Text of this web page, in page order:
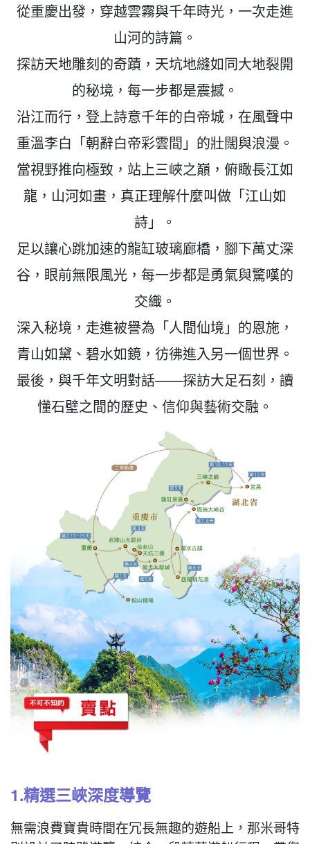
從重慶出發，穿越雲霧與千年時光，一次走進
山河的詩篇。
探訪天地雕刻的奇蹟，天坑地縫如同大地裂開
的秘境，每一步都是震撼。
沿江而行，登上詩意千年的白帝城，在風聲中
重溫李白「朝辭白帝彩雲間」的壯闊與浪漫。
當視野推向極致，站上三峽之巔，俯瞰長江如
龍，山河如畫，真正理解什麼叫做「江山如
詩」。
足以讓心跳加速的龍缸玻璃廊橋，腳下萬丈深
谷，眼前無限風光，每一步都是勇氣與驚嘆的
交織。
深入秘境，走進被譽為「人間仙境」的恩施，
青山如黛、碧水如鏡，彷彿進入另一個世界。
最後，與千年文明對話——探訪大足石刻，讀
懂石壁之間的歷史、信仰與藝術交融。
1.精選三峽深度導覽
無需浪費寶貴時間在冗長無趣的遊船上，那米哥特